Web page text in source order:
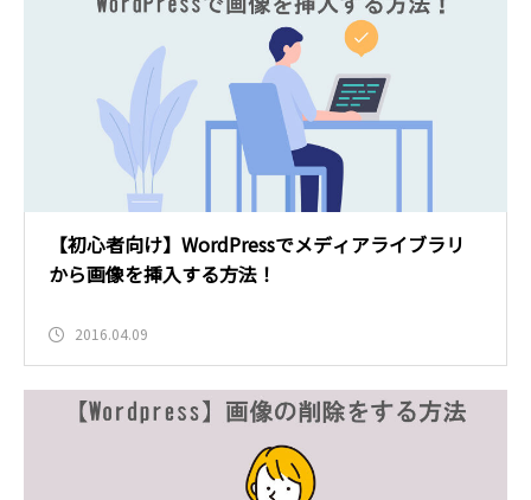
【初心者向け】WordPressでメディアライブラリ
から画像を挿入する方法！
2016.04.09